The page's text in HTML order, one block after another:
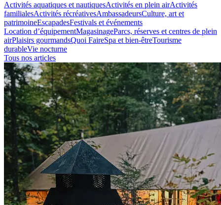
Activités aquatiques et nautiquesActivités en plein airActivités
familialesActivités récréativesAmbassadeursCulture, art et
patrimoineEscapadesFestivals et événements
Location d’équipementMagasinageParcs, réserves et centres de plein
airPlaisirs gourmandsQuoi FaireSpa et bien-êtreTourisme
durableVie nocturne
Tous nos articles